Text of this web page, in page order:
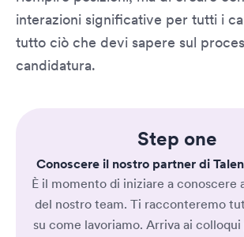
interazioni significative per tutti i
tutto ciò che devi sapere sul
candidatura.
Step one
Conoscere il nostro partner di
È il momento di iniziare a conoscere
del nostro team. Ti racconteremo
su come lavoriamo. Arriva ai